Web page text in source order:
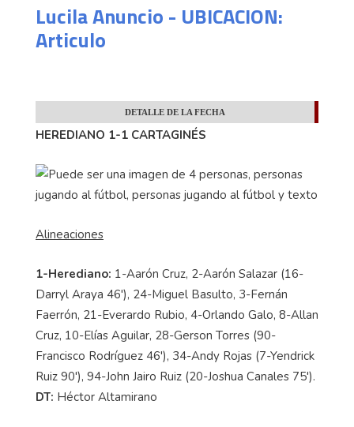
Lucila Anuncio - UBICACION:
Articulo
DETALLE DE LA FECHA
HEREDIANO 1-1 CARTAGINÉS
Alineaciones
1-Herediano: 1-Aarón Cruz, 2-Aarón Salazar (16-
Darryl Araya 46'), 24-Miguel Basulto, 3-Fernán
Faerrón, 21-Everardo Rubio, 4-Orlando Galo, 8-Allan
Cruz, 10-Elías Aguilar, 28-Gerson Torres (90-
Francisco Rodríguez 46'), 34-Andy Rojas (7-Yendrick
Ruiz 90'), 94-John Jairo Ruiz (20-Joshua Canales 75').
DT: Héctor Altamirano